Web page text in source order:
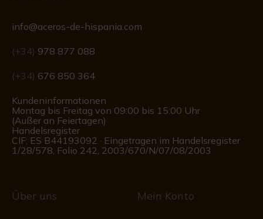
info@aceros-de-hispania.com
(+34) 978 877 088
(+34) 676 850 364
Kundeninformationen
Montag bis Freitag von 09:00 bis 15:00 Uhr
(Außer an Feiertagen)
Handelsregister
CIF: ES B44193092 · Eingetragen im Handelsregister
1/28/578, Folio 242, 2003/670/N/07/08/2003
Über uns Mein Konto